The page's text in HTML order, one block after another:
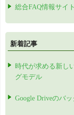
総合FAQ情報サイト
新着記事
時代が求める新し
グモデル
Google Driveのバ